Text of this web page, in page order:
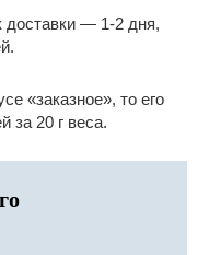
доставки — 1-2 дня,
«заказное», то его
за 20 г веса.